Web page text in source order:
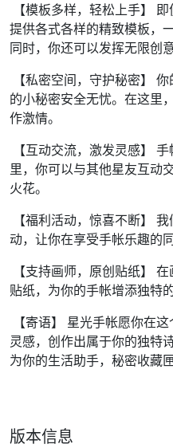
【模板多样，轻松上手】
提供各式各样的精致模板，
同时，你还可以发挥无限创
【私密空间，守护秘密】
的小秘密安全无忧。在这里
作激情。
【互动交流，激发灵感】
里，你可以与其他星友互动
火花。
【福利活动，惊喜不断】
动，让你在享受手帐乐趣的
【支持画师，原创贴纸】
贴纸，为你的手帐增添独特
【寄语】 星光手帐愿你在
灵感，创作出属于你的独特
为你的生活助手，秘密收藏
版本信息